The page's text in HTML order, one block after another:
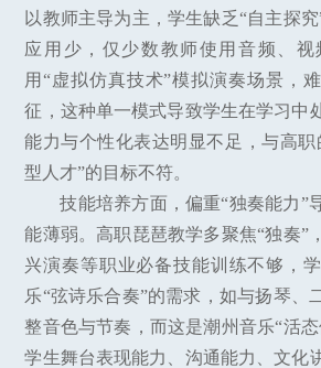
以教师主导为主，学生缺乏“自主探
应用少，仅少数教师使用音频、视
用“虚拟仿真技术”模拟演奏场景，
征，这种单一模式导致学生在学习中
能力与个性化表达明显不足，与高职
型人才”的目标不符。
技能培养方面，偏重“独奏能力”
能薄弱。高职琵琶教学多聚焦“独奏”
兴演奏等职业必备技能训练不够，
乐“弦诗乐合奏”的需求，如与扬琴、
整音色与节奏，而这是潮州音乐“活态
学生舞台表现能力、沟通能力、文化